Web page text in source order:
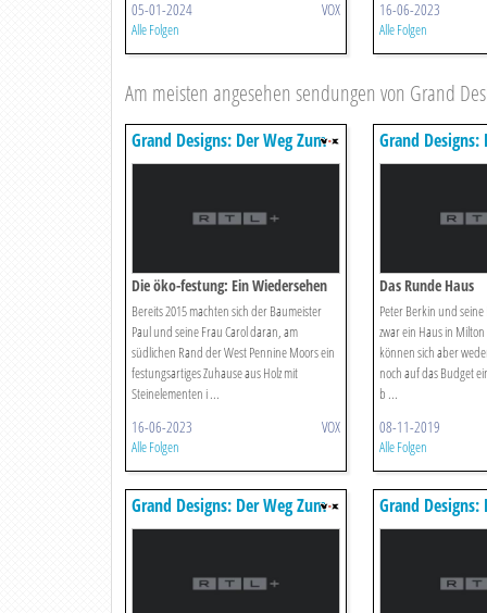
05-01-2024 VOX
Alle Folgen
16-06-2023
Alle Folgen
Am meisten angesehen sendungen von Grand
Grand Designs: Der Weg Zum
Traumhaus
Die öko-festung: Ein Wiedersehen
Bereits 2015 machten sich der Baumeister
Paul und seine Frau Carol daran, am
südlichen Rand der West Pennine Moors ein
festungsartiges Zuhause aus Holz mit
Steinelementen i ...
16-06-2023 VOX
Alle Folgen
Grand Designs:
Traumhaus
Das Runde Haus
Peter Berkin und
zwar ein Haus in
können sich aber
noch auf das Budget
b ...
08-11-2019
Alle Folgen
Grand Designs: Der Weg Zum
Traumhaus
Grand Designs:
Traumhaus